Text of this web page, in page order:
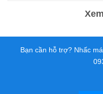
Bạn cần hỗ trợ? Nhấc